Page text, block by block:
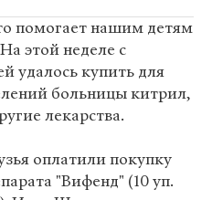
помогает нашим детям
этой неделе с
удалось купить для
больницы китрил,
лекарства.
оплатили покупку
"Вифенд" (10 уп.